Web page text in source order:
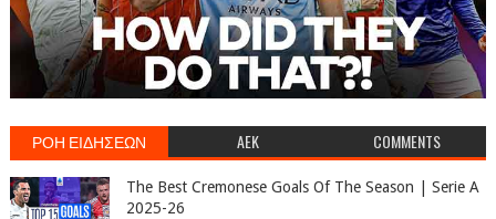
ΡΟΗ ΕΙΔΗΣΕΩΝ AEK COMMENTS
The Best Cremonese Goals Of The Season | Serie A
2025-26